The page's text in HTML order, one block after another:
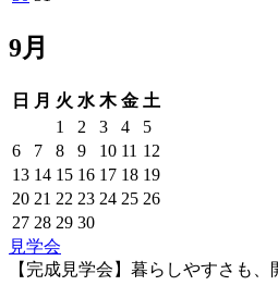
9月
日 月 火 水 木 金 土
1
2 3 4
5
6
7 8 9 10 11 12
13 14 15 16 17 18 19
20 21 22 23 24 25 26
27 28 29 30
見学会
【完成見学会】暮らしやすさも、